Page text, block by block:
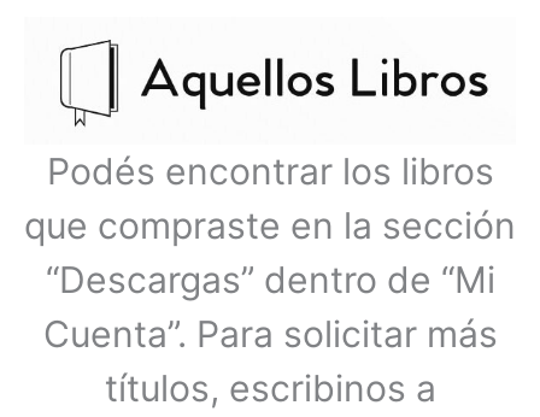
Podés encontrar los libros
que compraste en la sección
“Descargas” dentro de “Mi
Cuenta”. Para solicitar más
títulos, escribinos a
principal